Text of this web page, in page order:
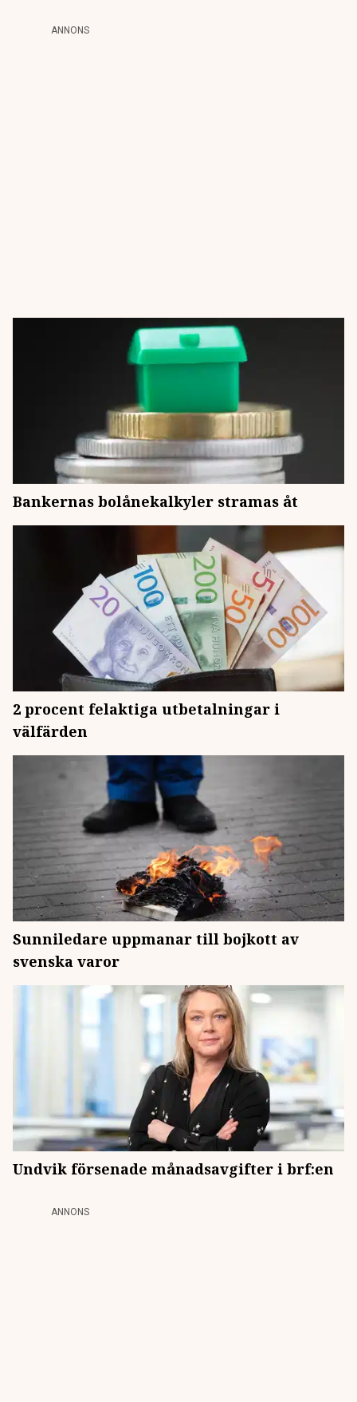
ANNONS
Bankernas bolånekalkyler stramas åt
2 procent felaktiga utbetalningar i
välfärden
Sunniledare uppmanar till bojkott av
svenska varor
Undvik försenade månadsavgifter i brf:en
ANNONS